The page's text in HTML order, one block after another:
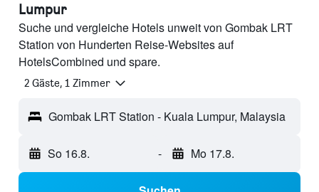
Lumpur
Suche und vergleiche Hotels unweit von Gombak LRT
Station von Hunderten Reise-Websites auf
HotelsCombined und spare.
2 Gäste, 1 Zimmer
Gombak LRT Station - Kuala Lumpur, Malaysia
So 16.8. - Mo 17.8.